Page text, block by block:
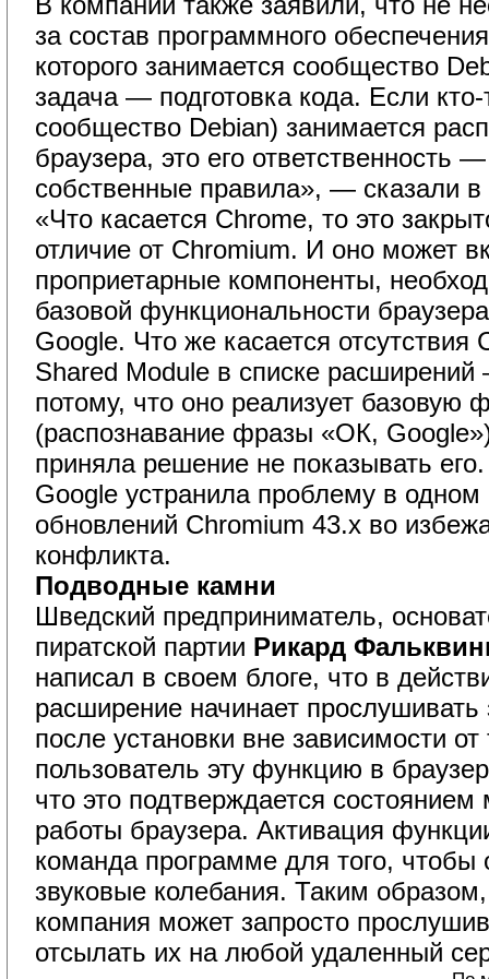
за состав программного
которого занимается сообщество
задача — подготовка кода. Если
сообщество Debian) занимается
браузера, это его ответственность
собственные правила», — сказали
«Что касается Chrome, то это
отличие от Chromium. И оно может
проприетарные компоненты,
базовой функциональности
Google. Что же касается отсутствия
Shared Module в списке
потому, что оно реализует базовую
(распознавание фразы «ОК,
приняла решение не показывать его.
Google устранила проблему в
обновлений Chromium 43.x во
конфликта.
Подводные камни
Шведский предприниматель,
пиратской партии Рикард
написал в своем блоге, что в
расширение начинает прослушивать
после установки вне зависимости
пользователь эту функцию в
что это подтверждается
работы браузера. Активация
команда программе для того, чтобы
звуковые колебания. Таким
компания может запросто
отсылать их на любой удаленный